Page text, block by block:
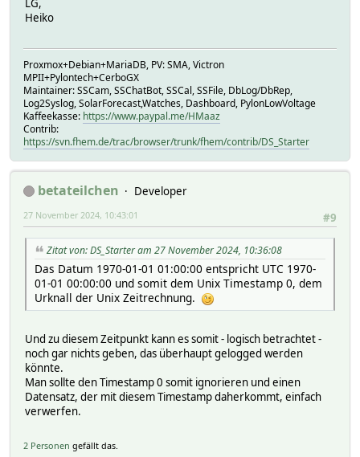
Heiko
Proxmox+Debian+MariaDB, PV: SMA, Victron
MPII+Pylontech+CerboGX
Maintainer: SSCam, SSChatBot, SSCal, SSFile, DbLog/DbRep,
Log2Syslog, SolarForecast,Watches, Dashboard, PylonLowVoltage
Kaffeekasse: https://www.paypal.me/HMaaz
Contrib:
https://svn.fhem.de/trac/browser/trunk/fhem/contrib/DS_Starter
betateilchen
Developer
#9
27 November 2024, 10:43:01
Zitat von: DS_Starter am 27 November 2024, 10:36:08
Das Datum 1970-01-01 01:00:00 entspricht UTC 1970-
01-01 00:00:00 und somit dem Unix Timestamp 0, dem
Urknall der Unix Zeitrechnung.
Und zu diesem Zeitpunkt kann es somit - logisch betrachtet -
noch gar nichts geben, das überhaupt gelogged werden
könnte.
Man sollte den Timestamp 0 somit ignorieren und einen
Datensatz, der mit diesem Timestamp daherkommt, einfach
verwerfen.
2 Personen gefällt das.